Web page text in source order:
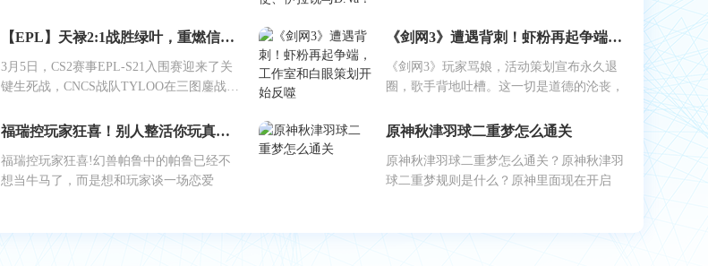
【EPL】天禄2:1战胜绿叶，重燃信念！
3月5日，CS2赛事EPL-S21入围赛迎来了关
键生死战，CNCS战队TYLOO在三图鏖战中
《剑网3》遭遇背刺！虾粉再起争端，工作室和白眼策划开始反噬
《剑网3》玩家骂娘，活动策划宣布永久退
圈，歌手背地吐槽。这一切是道德的沦丧，
福瑞控玩家狂喜！别人整活你玩真的？帕鲁也想谈恋爱
福瑞控玩家狂喜!幻兽帕鲁中的帕鲁已经不
想当牛马了，而是想和玩家谈一场恋爱
原神秋津羽球二重梦怎么通关
原神秋津羽球二重梦怎么通关？原神秋津羽
球二重梦规则是什么？原神里面现在开启